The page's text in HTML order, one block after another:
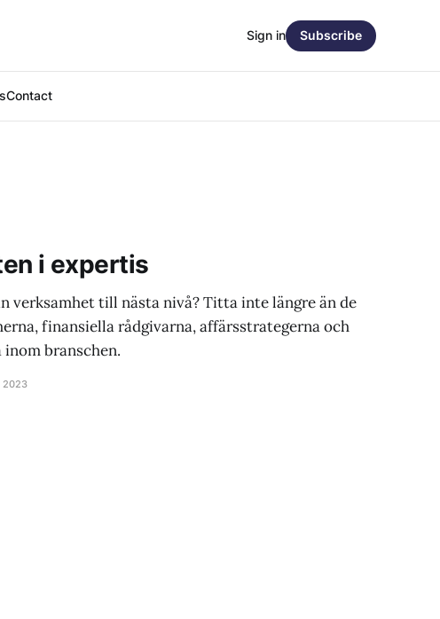
Contact
Sign in Subscribe
i expertis
verksamhet till nästa nivå? Titta inte längre än de
finansiella rådgivarna, affärsstrategerna och
branschen.
2023